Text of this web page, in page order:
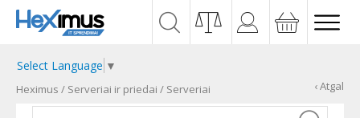
Select Language ▼
Heximus / Serveriai ir priedai / Serveriai ‹ Atgal